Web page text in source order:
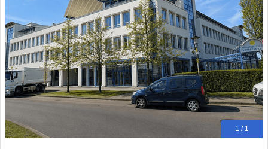
1 / 1